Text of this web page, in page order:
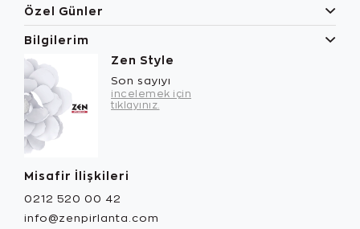
Özel Günler
Bilgilerim
Zen Style
Son sayıyı
incelemek için
tıklayınız.
Misafir İlişkileri
0212 520 00 42
info@zenpirlanta.com